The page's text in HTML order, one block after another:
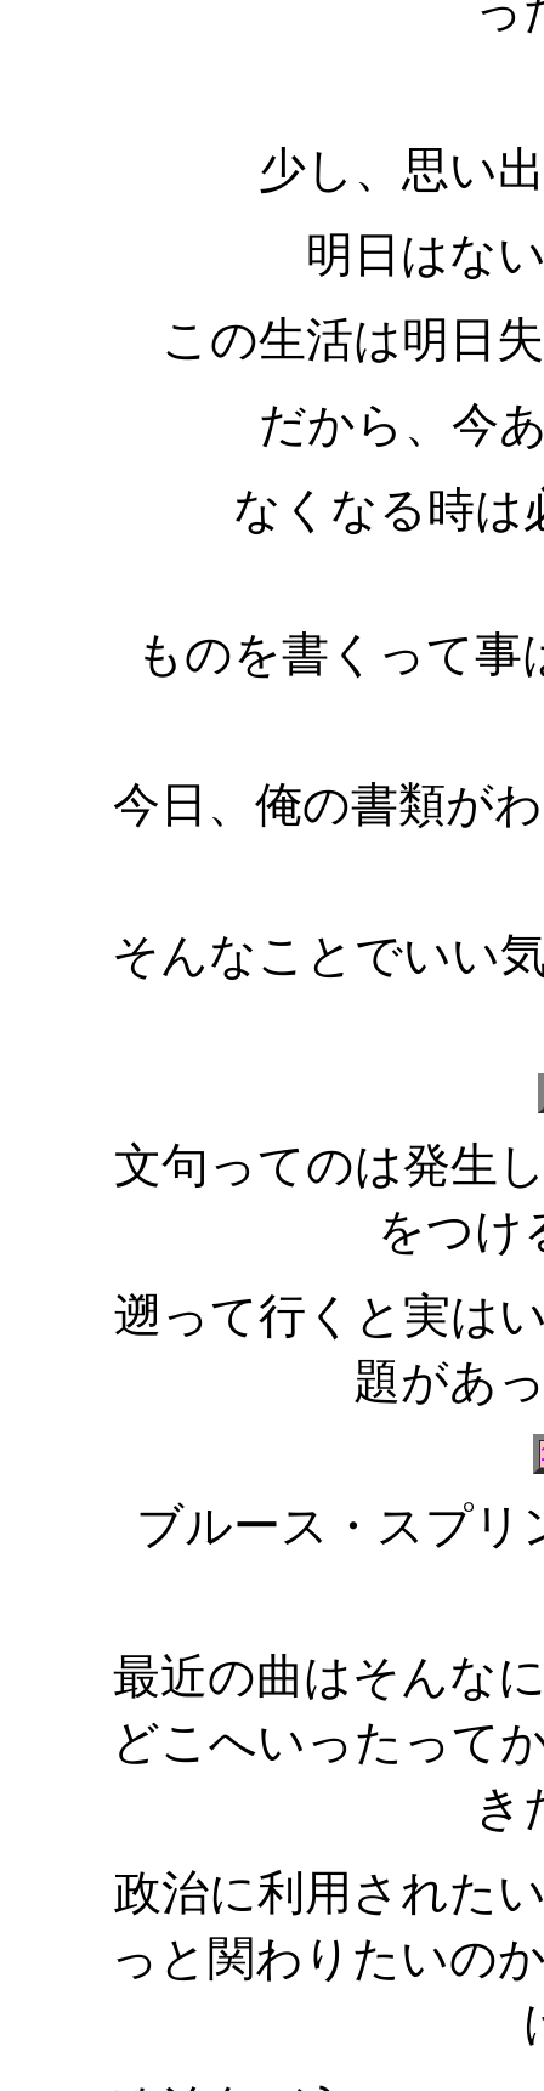
少し、思い
明日はな
この生活は明日
だから、今
なくなる時は
ものを書くって
今日、俺の書類が
そんなことでいい
文句ってのは発生
をつけ
遡って行くと実は
題があ
ブルース・スプリ
最近の曲はそんな
どこへいったって
き
政治に利用された
っと関わりたいの